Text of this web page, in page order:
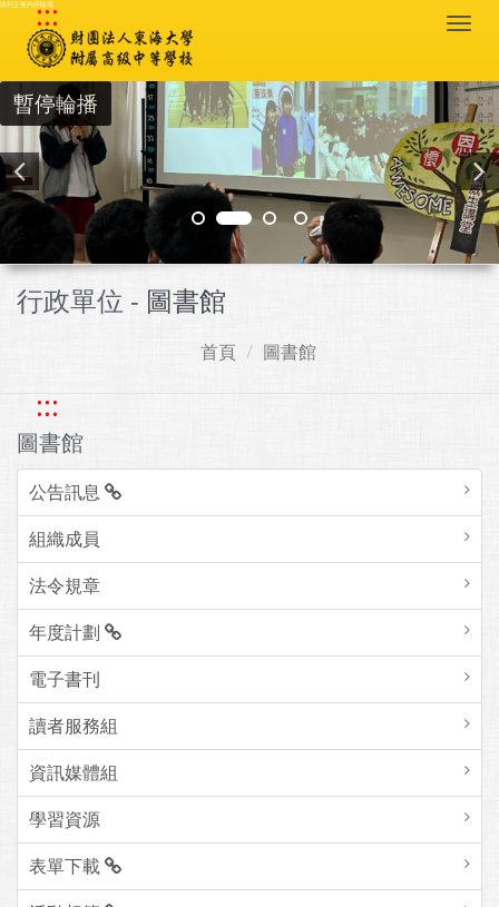
跳到主要內容區塊
:::
暫停輪播
行政單位 - 圖書館
首頁 圖書館
:::
圖書館
公告訊息
組織成員
法令規章
年度計劃
電子書刊
讀者服務組
資訊媒體組
學習資源
表單下載